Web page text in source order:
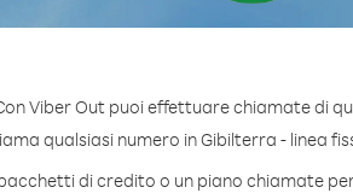
Viber Out puoi effettuare chiamate di
qualsiasi numero in Gibilterra - linea
di credito o un piano chiamate